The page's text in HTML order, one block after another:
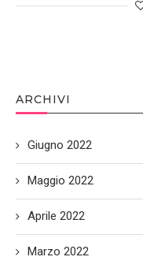
ARCHIVI
Giugno 2022
Maggio 2022
Aprile 2022
Marzo 2022